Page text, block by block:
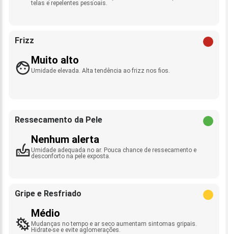
telas e repelentes pessoais.
Frizz
Muito alto
Umidade elevada. Alta tendência ao frizz nos fios.
Ressecamento da Pele
Nenhum alerta
Umidade adequada no ar. Pouca chance de ressecamento e
desconforto na pele exposta.
Gripe e Resfriado
Médio
Mudanças no tempo e ar seco aumentam sintomas gripais.
Hidrate-se e evite aglomerações.